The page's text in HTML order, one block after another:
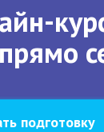
подготовку